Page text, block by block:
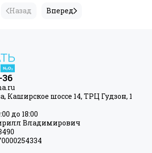
Назад Вперед
36
Каширское шоссе 14, ТРЦ Гудзон, 1
до 18:00
Владимирович